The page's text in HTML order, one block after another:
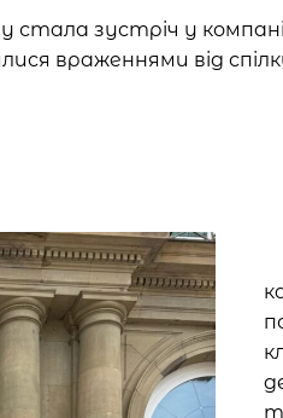
зустріч у
враженнями від